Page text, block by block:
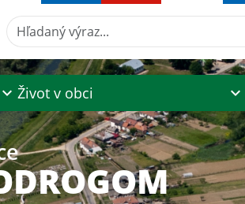
Hľadaný výraz...
Život v obci